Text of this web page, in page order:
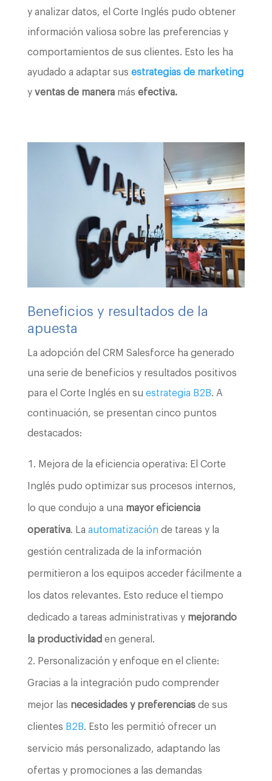
y analizar datos, el Corte Inglés pudo obtener
información valiosa sobre las preferencias y
comportamientos de sus clientes. Esto les ha
ayudado a adaptar sus estrategias de marketing
yventas de manera más efectiva.
Beneficios y resultados de la
apuesta
La adopción del CRM Salesforce ha generado
una serie de beneficios y resultados positivos
para el Corte Inglés en su estrategia B2B. A
continuación, se presentan cinco puntos
destacados:
Mejora de la eficiencia operativa: El Corte
Inglés pudo optimizar sus procesos internos,
lo que condujo a una mayor eficiencia
operativa. La automatización de tareas y la
gestión centralizada de la información
permitieron a los equipos acceder fácilmente a
los datos relevantes. Esto reduce el tiempo
dedicado a tareas administrativas y mejorando
la productividad en general.
Personalización y enfoque en el cliente:
Gracias a la integración pudo comprender
mejor las necesidades y preferenciasde sus
clientes B2B. Esto les permitió ofrecer un
servicio más personalizado, adaptando las
ofertas y promociones a las demandas